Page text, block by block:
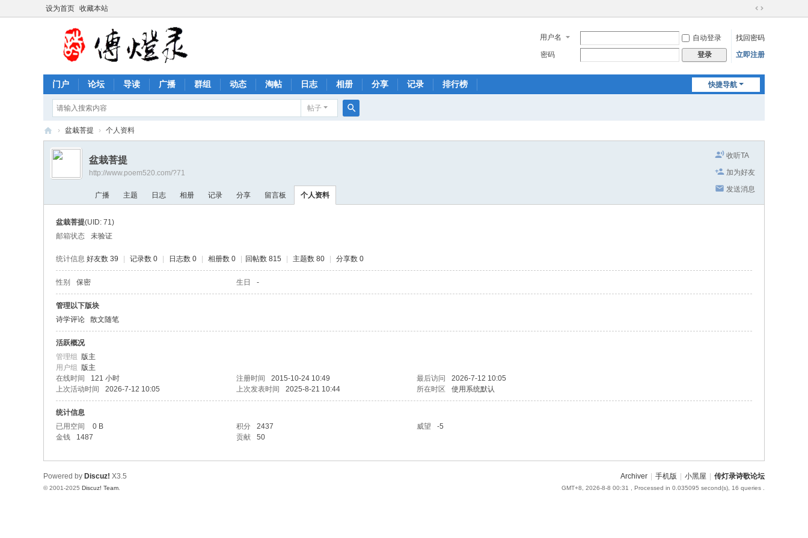
设为首页 收藏本站
切
到
宽
用户名 自动登录
找回密码
密码
登录 立即注册
快捷导航
门户 论坛 导读 广播 群组 动态 淘帖 日志 相册 分享 记录 排行榜
帖子
索
传
录
› 盆栽菩提 › 个人资料
收听TA
加为好友
发送消息
盆栽菩提
http://www.poem520.com/?71
广播 主题 日志 相册 记录 分享 留言板 个人资料
盆栽菩提(UID: 71)
邮箱状态
未验证
统计信息 好友数 39 记录数 0 日志数 0 相册数 0 回帖数 815 主题数 80 分享数 0
性别 保密 生日 -
管理以下版块
诗学评论
散文随笔
活跃概况
管理组 版主
用户组 版主
在线时间
121 小时 注册时间 2015-10-24 10:49 最后访问
2026-7-12 10:05
上次活动时间
2026-7-12 10:05 上次发表时间 2025-8-21 10:44 所在时区 使用系统默认
统计信息
已用空间
0 B 积分 2437 威望
-5
金钱
1487 贡献 50
Archiver 手机版 小黑屋 传灯录诗歌论坛
GMT+8, 2026-8-8 00:31 , Processed in 0.035095 second(s), 16 queries .
Powered by Discuz! X3.5
© 2001-2025 Discuz! Team